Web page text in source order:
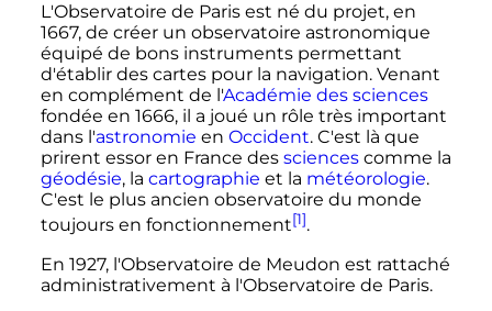
L'Observatoire de Paris est né du projet, en
1667, de créer un observatoire astronomique
équipé de bons instruments permettant
d'établir des cartes pour la navigation. Venant
en complément de l'Académie des sciences
fondée en 1666, il a joué un rôle très important
dans l'astronomie en Occident. C'est là que
prirent essor en France des sciencescomme la
géodésie, la cartographie et la météorologie.
C'est le plus ancien observatoire du monde
toujours en fonctionnement[1].
En 1927, l'Observatoire de Meudon est rattaché
administrativement à l'Observatoire de Paris.